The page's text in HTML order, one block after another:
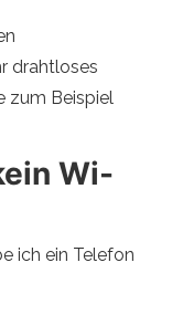
drahtloses
zum Beispiel
Wi-
ich ein Telefon